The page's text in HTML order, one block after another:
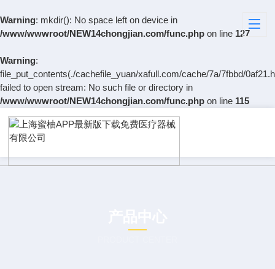
Warning: mkdir(): No space left on device in
/www/wwwroot/NEW14chongjian.com/func.php on line 127
Warning:
file_put_contents(./cachefile_yuan/xafull.com/cache/7a/7fbbd/
failed to open stream: No such file or directory in
/www/wwwroot/NEW14chongjian.com/func.php on line 115